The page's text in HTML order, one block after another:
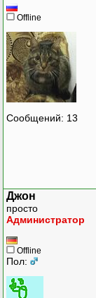
Offline
Сообщений: 13
Джон
просто
Администратор
Offline
Пол: